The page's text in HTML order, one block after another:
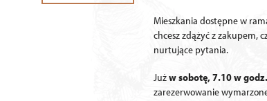
Mieszkania dostępne w
chcesz zdążyć z zakupem,
nurtujące pytania.
Jużw sobotę, 7.10 w
zarezerwowanie